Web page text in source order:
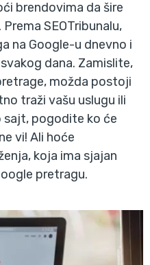
brendovima da šire
SEOTribunalu,
na Google-u dnevno i
dana. Zamislite,
možda postoji
traži vašu uslugu ili
sajt, pogodite ko će
vi! Ali hoće
koja ima sjajan
pretragu.